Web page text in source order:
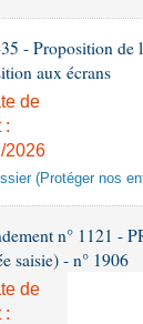
- Proposition de
aux écrans
de
:
2026
(Protéger nos
n° 1121 -
saisie) - n° 1906
de
: